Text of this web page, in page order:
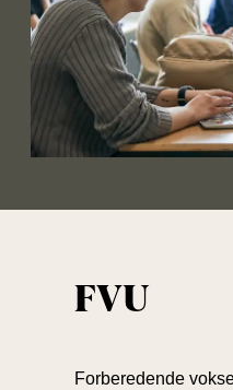
FVU
Forberedende